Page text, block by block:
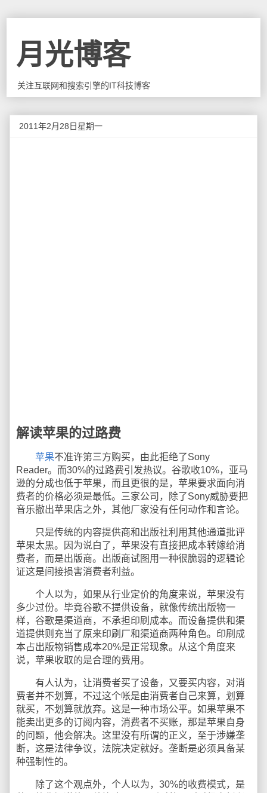
月光博客
关注互联网和搜索引擎的IT科技博客
2011年2月28日星期一
解读苹果的过路费
苹果不准许第三方购买，由此拒绝了Sony
Reader。而30%的过路费引发热议。谷歌收10%，亚马
逊的分成也低于苹果，而且更很的是，苹果要求面向消
费者的价格必须是最低。三家公司，除了Sony威胁要把
音乐撤出苹果店之外，其他厂家没有任何动作和言论。
只是传统的内容提供商和出版社利用其他通道批评
苹果太黑。因为说白了，苹果没有直接把成本转嫁给消
费者，而是出版商。出版商试图用一种很脆弱的逻辑论
证这是间接损害消费者利益。
个人以为，如果从行业定价的角度来说，苹果没有
多少过份。毕竟谷歌不提供设备，就像传统出版物一
样，谷歌是渠道商，不承担印刷成本。而设备提供和渠
道提供则充当了原来印刷厂和渠道商两种角色。印刷成
本占出版物销售成本20%是正常现象。从这个角度来
说，苹果收取的是合理的费用。
有人认为，让消费者买了设备，又要买内容，对消
费者并不划算，不过这个帐是由消费者自己来算，划算
就买，不划算就放弃。这是一种市场公平。如果苹果不
能卖出更多的订阅内容，消费者不买账，那是苹果自身
的问题，他会解决。这里没有所谓的正义，至于涉嫌垄
断，这是法律争议，法院决定就好。垄断是必须具备某
种强制性的。
除了这个观点外，个人以为，30%的收费模式，是